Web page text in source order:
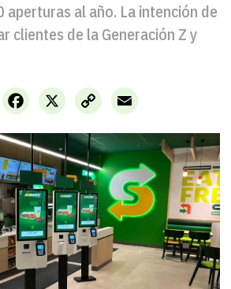
aperturas al año. La intención de
clientes de la Generación Z y
X
Facebook
Copy
Link
Email